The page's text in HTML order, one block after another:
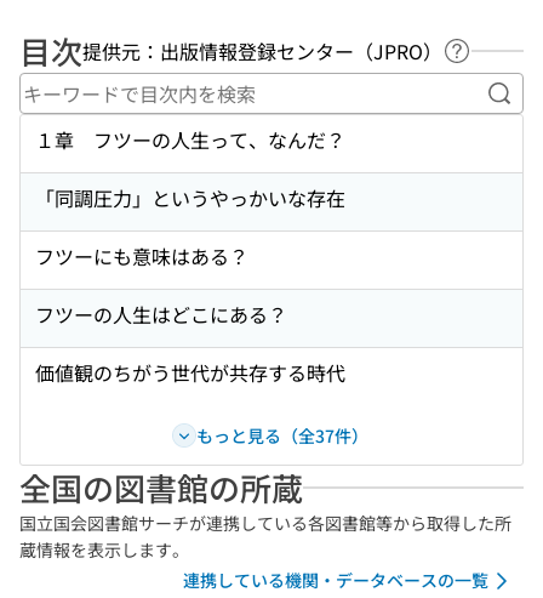
目次提供元：出版情報登録センター（JPRO）
ヘルプペ
キ
１章 フツーの人生って、なんだ？
「同調圧力」というやっかいな存在
フツーにも意味はある？
フツーの人生はどこにある？
価値観のちがう世代が共存する時代
もっと見る（全37件）
全国の図書館の所蔵
国立国会図書館サーチが連携している各図書館等から取得した所
蔵情報を表示します。
連携している機関・データベースの一覧